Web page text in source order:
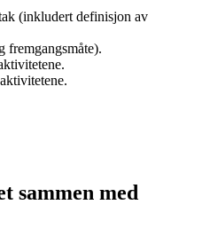
(inkludert definisjon av
fremgangsmåte).
sammen med